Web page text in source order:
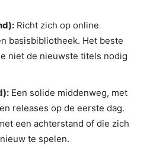
Richt zich op online
basisbibliotheek. Het beste
niet de nieuwste titels nodig
Een solide middenweg, met
releases op de eerste dag.
een achterstand of die zich
te spelen.